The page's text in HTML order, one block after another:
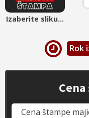
Izaberite sliku...
Rok
Cena štampe